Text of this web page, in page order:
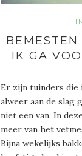
IK GA
Er zijn tuinders die
alweer aan de slag
niet een van. In
meer van het
Bijna wekelijks